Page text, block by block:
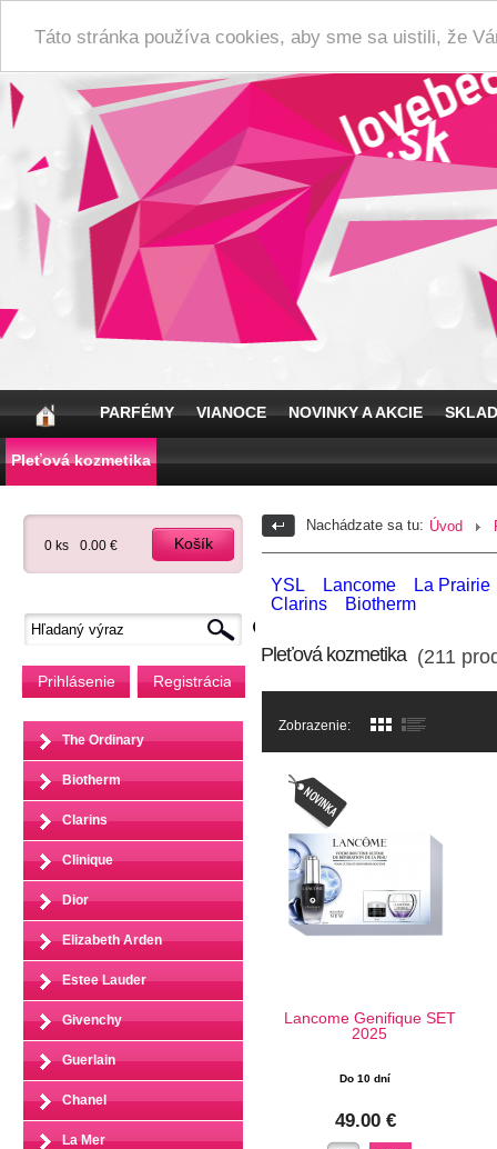
Táto stránka používa cookies, aby sme sa uistili, že
PARFÉMY VIANOCE NOVINKY A AKCIE
Pleťová kozmetika
0 ks 0.00 € Košík
Prihlásenie Registrácia
The Ordinary
Biotherm
Clarins
Clinique
Dior
Elizabeth Arden
Estee Lauder
Givenchy
Guerlain
Chanel
La Mer
Nachádzate sa tu: Úvod
YSL Lancome
La Prairie
Clarins
Biotherm
Pleťová kozmetika(211
Zobrazenie:
Lancome Genifique SET
2025
Do 10 dní
49.00 €